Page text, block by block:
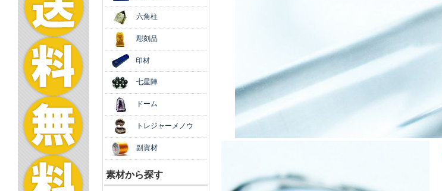
六角柱
彫刻品
印材
七星陣
ドーム
トレジャーメノウ
副資材
素材から探す